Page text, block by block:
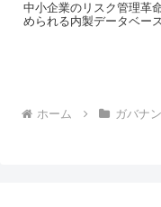
中小企業のリスク管理革
められる内製データベー
ホーム ガバナ